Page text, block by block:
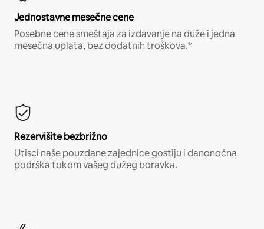
Jednostavne mesečne cene
Posebne cene smeštaja za izdavanje na duže i jedna
mesečna uplata, bez dodatnih troškova.*
Rezervišite bezbrižno
Utisci naše pouzdane zajednice gostiju i danonoćna
podrška tokom vašeg dužeg boravka.